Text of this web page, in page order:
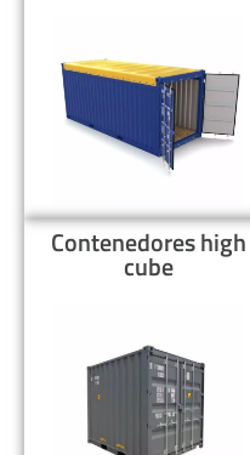
Contenedores high
cube